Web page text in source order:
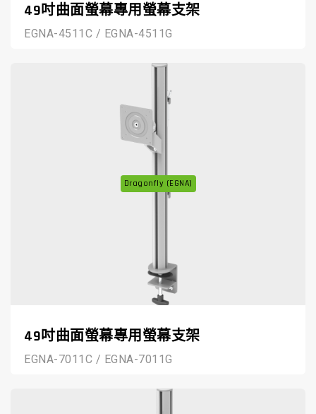
49吋曲面螢幕專用螢幕支架
EGNA-4511C / EGNA-4511G
Dragonfly (EGNA)
49吋曲面螢幕專用螢幕支架
EGNA-7011C / EGNA-7011G